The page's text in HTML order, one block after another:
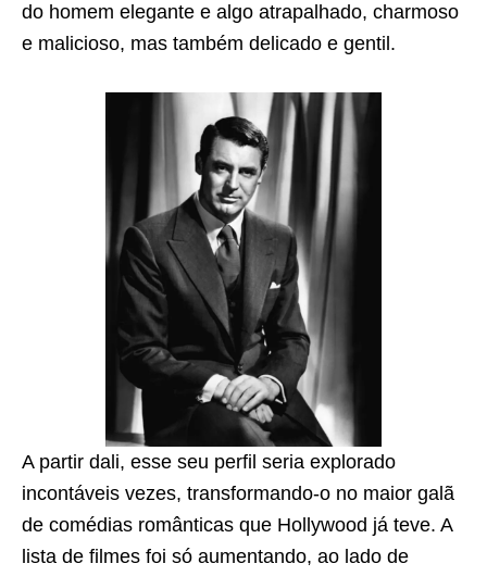
do homem elegante e algo atrapalhado, charmoso
e malicioso, mas também delicado e gentil.
A partir dali, esse seu perfil seria explorado
incontáveis vezes, transformando-o no maior galã
de comédias românticas que Hollywood já teve. A
lista de filmes foi só aumentando, ao lado de